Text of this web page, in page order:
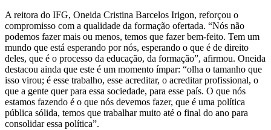
A reitora do IFG, Oneida Cristina Barcelos Irigon, reforçou o
compromisso com a qualidade da formação ofertada. “Nós não
podemos fazer mais ou menos, temos que fazer bem-feito. Tem um
mundo que está esperando por nós, esperando o que é de direito
deles, que é o processo da educação, da formação”, afirmou. Oneida
destacou ainda que este é um momento ímpar: “olha o tamanho que
isso virou; é esse trabalho, esse acreditar, o acreditar profissional, o
que a gente quer para essa sociedade, para esse país. O que nós
estamos fazendo é o que nós devemos fazer, que é uma política
pública sólida, temos que trabalhar muito até o final do ano para
consolidar essa política”.